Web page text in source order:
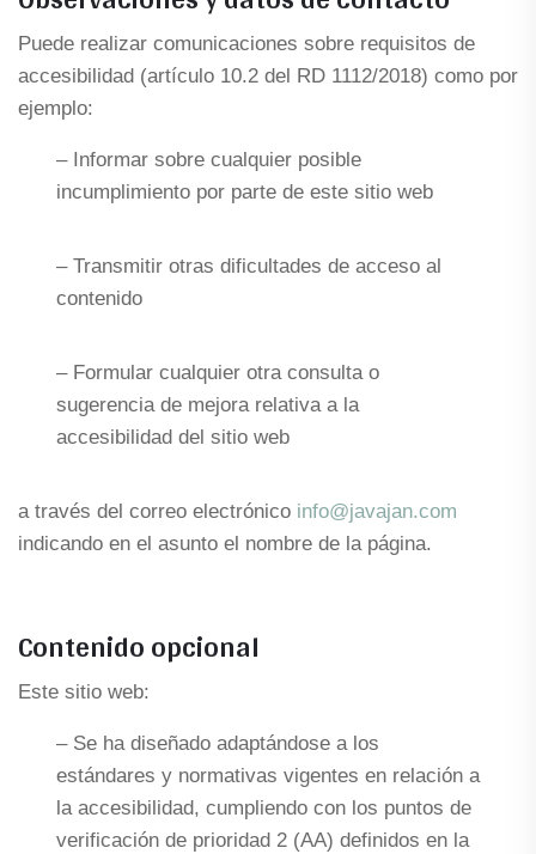
Puede realizar comunicaciones sobre requisitos de
accesibilidad (artículo 10.2 del RD 1112/2018) como por
ejemplo:
– Informar sobre cualquier posible
incumplimiento por parte de este sitio web
– Transmitir otras dificultades de acceso al
contenido
– Formular cualquier otra consulta o
sugerencia de mejora relativa a la
accesibilidad del sitio web
a través del correo electrónico info@javajan.com
indicando en el asunto el nombre de la página.
Contenido opcional
Este sitio web:
– Se ha diseñado adaptándose a los
estándares y normativas vigentes en relación a
la accesibilidad, cumpliendo con los puntos de
verificación de prioridad 2 (AA) definidos en la